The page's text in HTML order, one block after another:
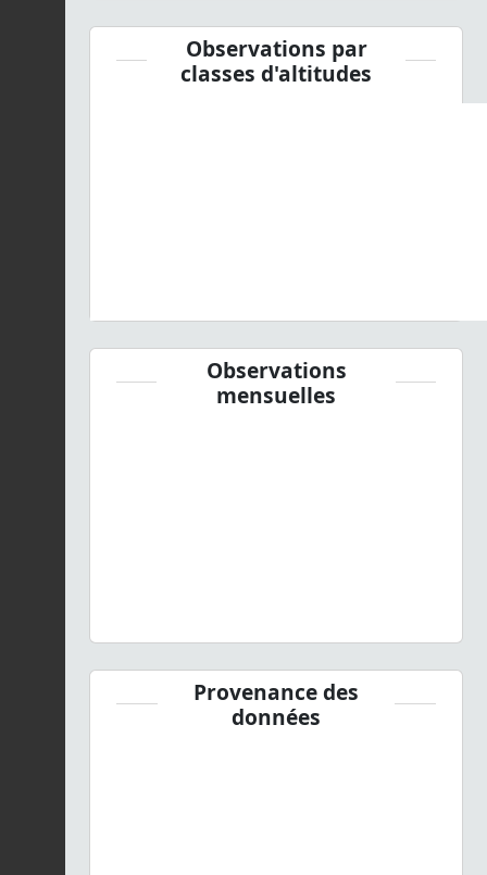
Observations par
classes d'altitudes
Observations
mensuelles
Provenance des
données